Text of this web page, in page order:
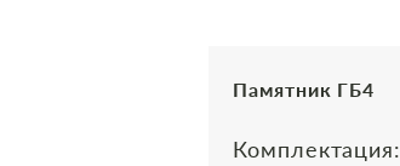
Памятник ГБ4
Комплектация: